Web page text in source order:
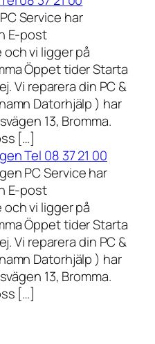
Service har
E-post
vi ligger på
Öppet tider Starta
Vi reparera din PC &
Datorhjälp ) har
13, Bromma.
[…]
Tel 08 37 21 00
PC Service har
E-post
vi ligger på
Öppet tider Starta
Vi reparera din PC &
Datorhjälp ) har
13, Bromma.
[…]